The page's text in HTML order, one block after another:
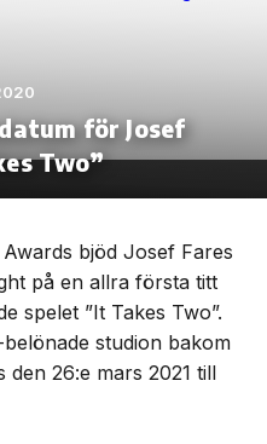
för Josef
Two”
bjöd Josef Fares
på en allra första titt
spelet ”It Takes Two”.
studion bakom
den 26:e mars 2021 till